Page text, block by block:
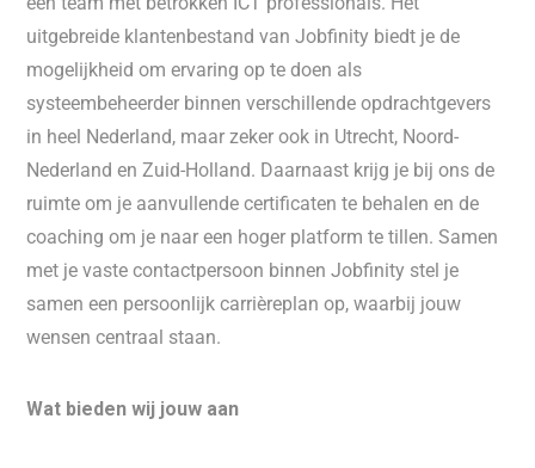
uitgebreide klantenbestand van Jobfinity biedt je de
mogelijkheid om ervaring op te doen als
systeembeheerder binnen verschillende opdrachtgevers
in heel Nederland, maar zeker ook in Utrecht, Noord-
Nederland en Zuid-Holland. Daarnaast krijg je bij ons de
ruimte om je aanvullende certificaten te behalen en de
coaching om je naar een hoger platform te tillen. Samen
met je vaste contactpersoon binnen Jobfinity stel je
samen een persoonlijk carrièreplan op, waarbij jouw
wensen centraal staan.
Wat bieden wij jouw aan